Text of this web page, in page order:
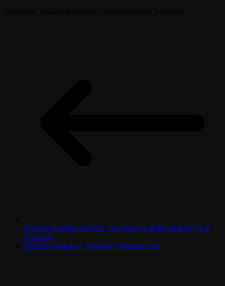
Promocija knjige za decu „Sa tobom je došlo proleće“ Ane
Živković
Riznica svetitelja – četvrtak 3.oktobar.2019